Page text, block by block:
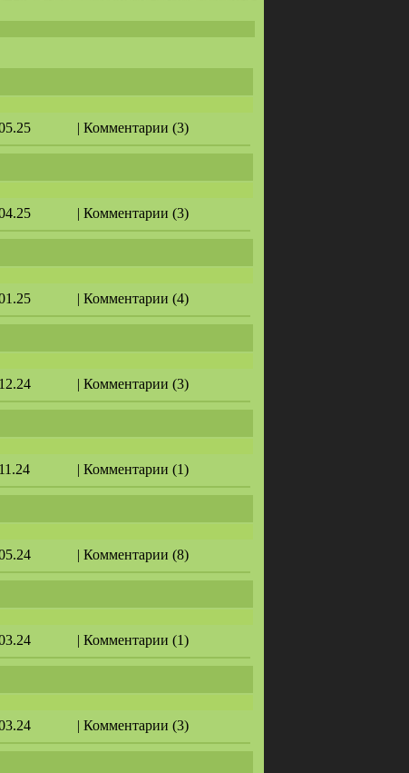
| Комментарии (3)
| Комментарии (3)
| Комментарии (4)
| Комментарии (3)
| Комментарии (1)
| Комментарии (8)
| Комментарии (1)
| Комментарии (3)